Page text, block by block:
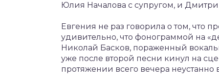
Юлия Началова с супругом, и
Евгения не раз говорила о том, что
удивительно, что фонограммой на
Николай Басков, пораженный
уже после второй песни кинул на
протяжении всего вечера неустанно